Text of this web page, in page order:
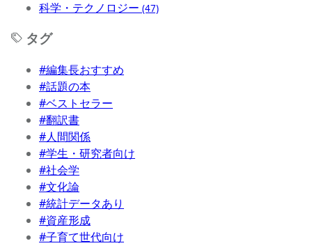
科学・テクノロジー (47)
タグ
#編集長おすすめ
#話題の本
#ベストセラー
#翻訳書
#人間関係
#学生・研究者向け
#社会学
#文化論
#統計データあり
#資産形成
#子育て世代向け